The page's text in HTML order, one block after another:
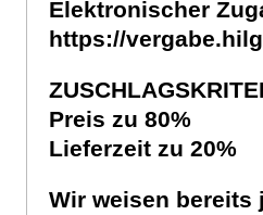
Elektronischer
https://
Preis zu 80%
Lieferzeit zu 20%
Wir weisen